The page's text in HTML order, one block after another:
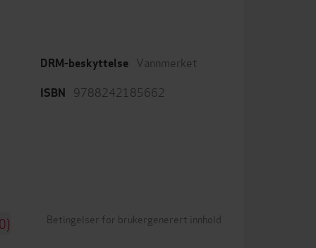
DRM-beskyttelse Vannmerket
ISBN 9788242185662
Betingelser for brukergenerert innhold